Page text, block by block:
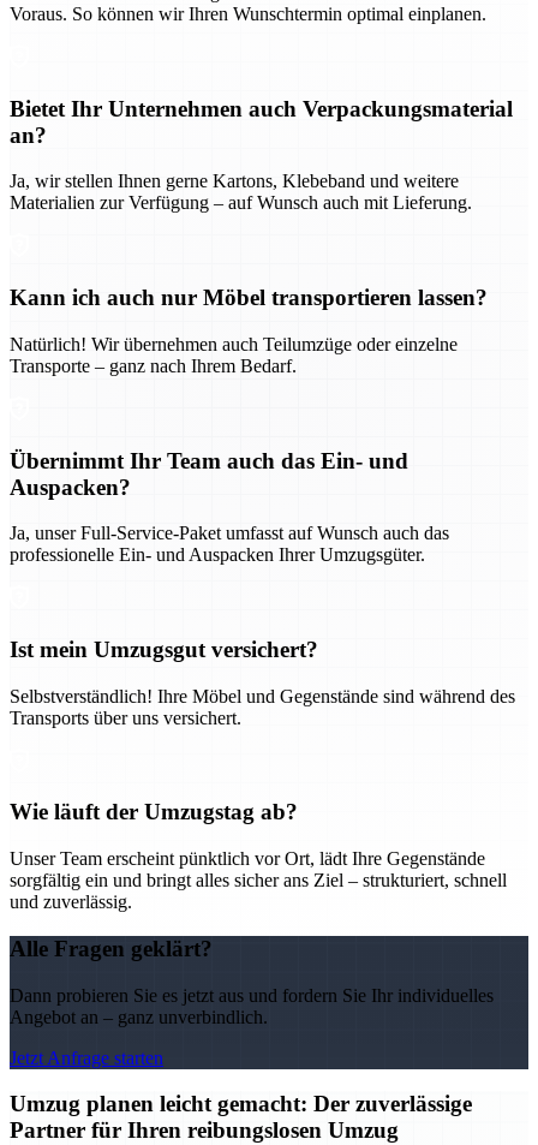
Voraus. So können wir Ihren Wunschtermin optimal einplanen.
Bietet Ihr Unternehmen auch Verpackungsmaterial
an?
Ja, wir stellen Ihnen gerne Kartons, Klebeband und weitere
Materialien zur Verfügung – auf Wunsch auch mit Lieferung.
Kann ich auch nur Möbel transportieren lassen?
Natürlich! Wir übernehmen auch Teilumzüge oder einzelne
Transporte – ganz nach Ihrem Bedarf.
Übernimmt Ihr Team auch das Ein- und
Auspacken?
Ja, unser Full-Service-Paket umfasst auf Wunsch auch das
professionelle Ein- und Auspacken Ihrer Umzugsgüter.
Ist mein Umzugsgut versichert?
Selbstverständlich! Ihre Möbel und Gegenstände sind während des
Transports über uns versichert.
Wie läuft der Umzugstag ab?
Unser Team erscheint pünktlich vor Ort, lädt Ihre Gegenstände
sorgfältig ein und bringt alles sicher ans Ziel – strukturiert, schnell
und zuverlässig.
Alle Fragen geklärt?
Dann probieren Sie es jetzt aus und fordern Sie Ihr individuelles
Angebot an – ganz unverbindlich.
Jetzt Anfrage starten
Umzug planen leicht gemacht: Der zuverlässige
Partner für Ihren reibungslosen Umzug